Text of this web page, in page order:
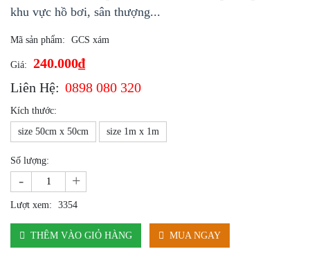
khu vực hồ bơi, sân thượng...
Mã sản phẩm: GCS xám
Giá:
240.000₫
Liên Hệ: 0898 080 320
Kích thước:
size 50cm x 50cm
size 1m x 1m
Số lượng:
- +
Lượt xem: 3354
THÊM VÀO GIỎ HÀNG MUA NGAY